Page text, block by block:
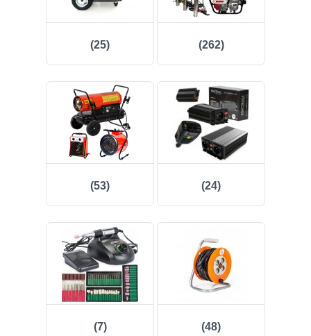
(25) (262)
(53) (24)
(7) (48)